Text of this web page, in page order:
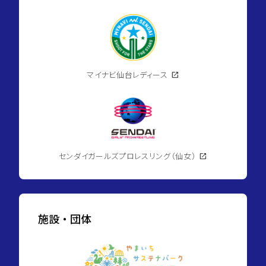
マイナビ仙台レディース open_in_new
センダイガールズプロレスリング（仙女） open_in_new
施設・団体